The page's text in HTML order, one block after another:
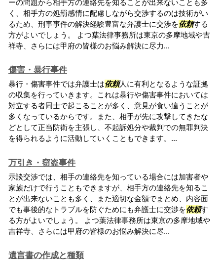
ーの問題から相手方の連絡先を知ることが出来ないことも多
く、相手方の処罰感情に配慮しながら交渉するのは技術がい
るため、刑事事件の解決経験豊富な弁護士に交渉を依頼する
方がよいでしょう。 よつ葉法律事務所は東京の多摩地域や吉
祥寺、さらには甲府の皆様のお悩み解決に尽力...
傷害・暴行事件
暴行・傷害事件では弁護士は依頼人に有利となるような証拠
の収集を行っていきます。これは暴行や傷害事件においては
対立する者同士で起こることが多く、意見が食い違うことが
多くなっているからです。また、相手が先に攻撃してきたな
どとして正当防衛を主張し、不起訴処分や裁判での無罪判決
を得られるように活動していくこともできます。...
万引き・窃盗事件
示談交渉では、相手の連絡先を知っている場合には加害者や
家族だけで行うこともできますが、相手方の連絡先を知るこ
とが出来ないことも多く、また適切な金額でまとめ、内容面
でも事後的なトラブルを防ぐためにも弁護士に交渉を依頼す
る方がよいでしょう。 よつ葉法律事務所は東京の多摩地域や
吉祥寺、さらには甲府の皆様のお悩み解決に尽...
遺言書の作成と種類